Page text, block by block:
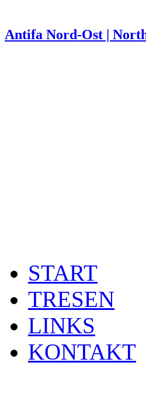
Antifa Nord-Ost |
START
TRESEN
LINKS
KONTAKT